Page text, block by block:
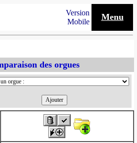
Version
Mobile
Menu
des orgues